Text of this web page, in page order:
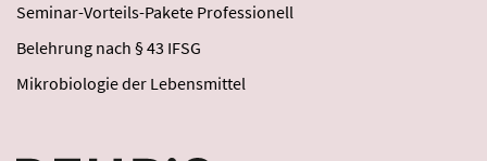
Seminar-Vorteils-Pakete Professionell
Belehrung nach § 43 IFSG
Mikrobiologie der Lebensmittel